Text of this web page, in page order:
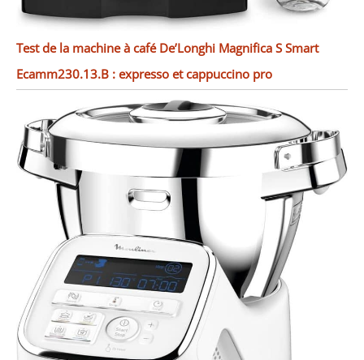
Test de la machine à café De’Longhi Magnifica S Smart
Ecamm230.13.B : expresso et cappuccino pro